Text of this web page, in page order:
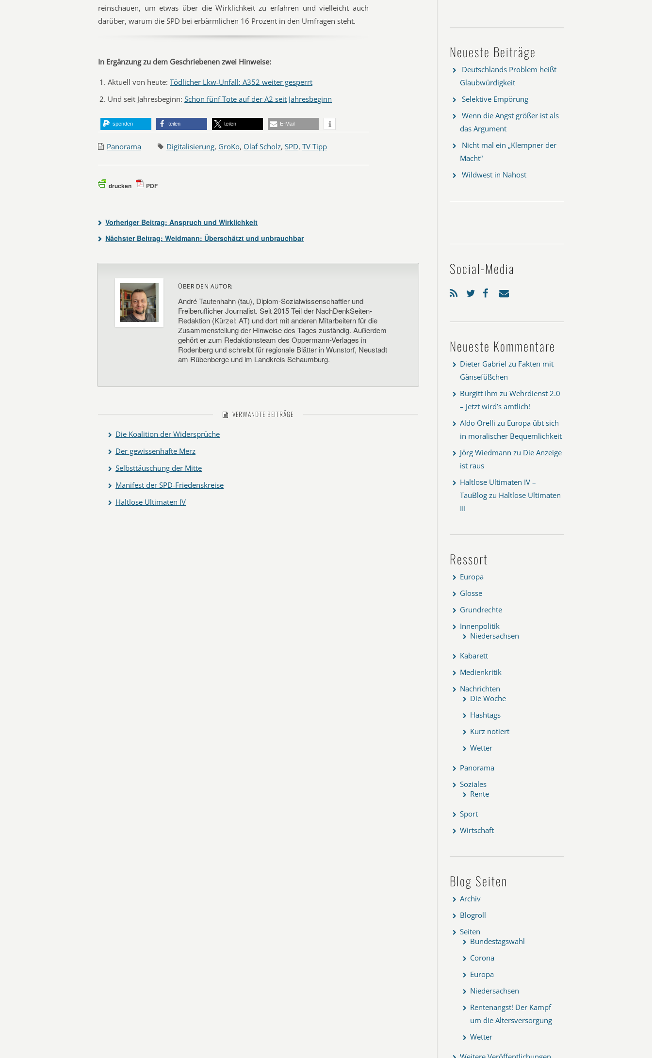
reinschauen, um etwas über die Wirklichkeit zu erfahren und vielleicht auch
darüber, warum die SPD bei erbärmlichen 16 Prozent in den Umfragen steht.
In Ergänzung zu dem Geschriebenen zwei Hinweise:
Aktuell von heute: Tödlicher Lkw-Unfall: A352 weiter gesperrt
Und seit Jahresbeginn: Schon fünf Tote auf der A2 seit Jahresbeginn
spenden teilen teilen E-Mail
Panorama Digitalisierung, GroKo, Olaf Scholz, SPD, TV Tipp
drucken PDF
Vorheriger Beitrag: Anspruch und Wirklichkeit
Nächster Beitrag: Weidmann: Überschätzt und unbrauchbar
ÜBER DEN AUTOR:
André Tautenhahn (tau), Diplom-Sozialwissenschaftler und
Freiberuflicher Journalist. Seit 2015 Teil der NachDenkSeiten-
Redaktion (Kürzel: AT) und dort mit anderen Mitarbeitern für die
Zusammenstellung der Hinweise des Tages zuständig. Außerdem
gehört er zum Redaktionsteam des Oppermann-Verlages in
Rodenberg und schreibt für regionale Blätter in Wunstorf, Neustadt
am Rübenberge und im Landkreis Schaumburg.
VERWANDTE BEITRÄGE
Die Koalition der Widersprüche
Der gewissenhafte Merz
Selbsttäuschung der Mitte
Manifest der SPD-Friedenskreise
Haltlose Ultimaten IV
Neueste Beiträge
Deutschlands Problem heißt
Glaubwürdigkeit
Selektive Empörung
Wenn die Angst größer ist als
das Argument
Nicht mal ein „Klempner der
Macht“
Wildwest in Nahost
Social-Media
Neueste Kommentare
Dieter Gabriel zu Fakten mit
Gänsefüßchen
Burgitt Ihm zu Wehrdienst 2.0
– Jetzt wird’s amtlich!
Aldo Orelli zu Europa übt sich
in moralischer Bequemlichkeit
Jörg Wiedmann zu Die Anzeige
ist raus
Haltlose Ultimaten IV –
TauBlog zu Haltlose Ultimaten
III
Ressort
Europa
Glosse
Grundrechte
Innenpolitik
Niedersachsen
Kabarett
Medienkritik
Nachrichten
Die Woche
Hashtags
Kurz notiert
Wetter
Panorama
Soziales
Rente
Sport
Wirtschaft
Blog Seiten
Archiv
Blogroll
Seiten
Bundestagswahl
Corona
Europa
Niedersachsen
Rentenangst! Der Kampf
um die Altersversorgung
Wetter